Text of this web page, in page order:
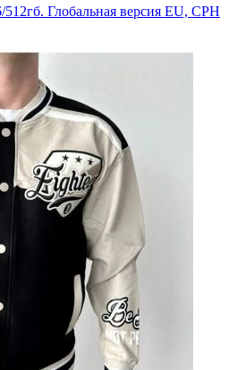
Глобальная версия EU, CPH